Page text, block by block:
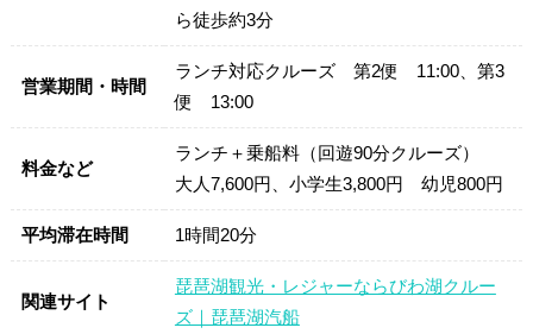
ら徒歩約3分
営業期間・時間
ランチ対応クルーズ 第2便 11:00、第3
便 13:00
料金など
ランチ＋乗船料（回遊90分クルーズ）
大人7,600円、小学生3,800円 幼児800円
平均滞在時間 1時間20分
関連サイト
琵琶湖観光・レジャーならびわ湖クルー
ズ｜琵琶湖汽船